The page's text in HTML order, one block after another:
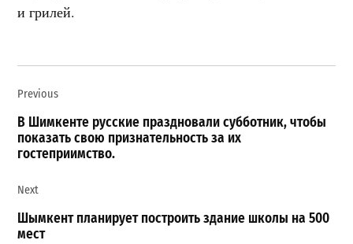
и грилей.
по
записям
Previous
В Шимкенте русские праздновали субботник, чтобы
показать свою признательность за их
гостеприимство.
Next
Шымкент планирует построить здание школы на 500
мест